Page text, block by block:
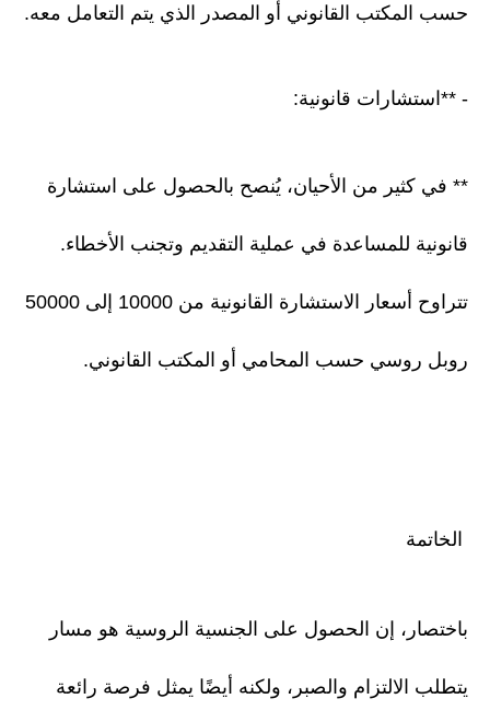
حسب المكتب القانوني أو المصدر الذي يتم التعامل معه.
- **استشارات قانونية:
** في كثير من الأحيان، يُنصح بالحصول على استشارة
قانونية للمساعدة في عملية التقديم وتجنب الأخطاء.
تتراوح أسعار الاستشارة القانونية من 10000 إلى 50000
روبل روسي حسب المحامي أو المكتب القانوني.
الخاتمة
باختصار، إن الحصول على الجنسية الروسية هو مسار
يتطلب الالتزام والصبر، ولكنه أيضًا يمثل فرصة رائعة